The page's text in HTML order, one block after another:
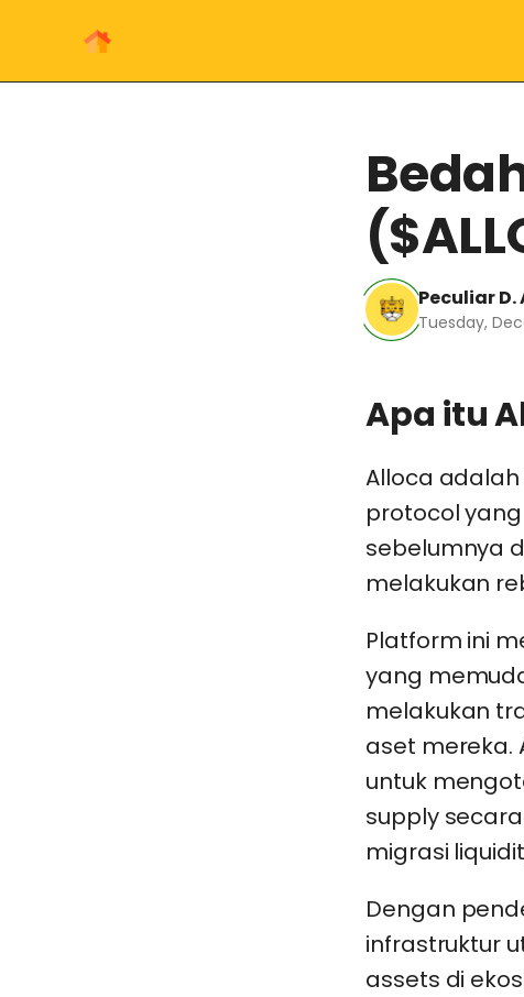
Peculiar D.
Tuesday,
Apa itu
Alloca
protocol
sebelumnya
melakukan
Platform ini
yang
melakukan
aset mereka.
untuk
supply
migrasi
Dengan
infrastruktur
assets di